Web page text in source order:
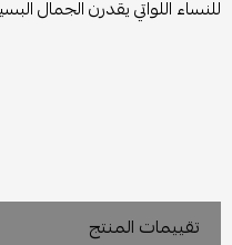
للنساء اللواتي يقدرن الجمال
تقييمات المنتج